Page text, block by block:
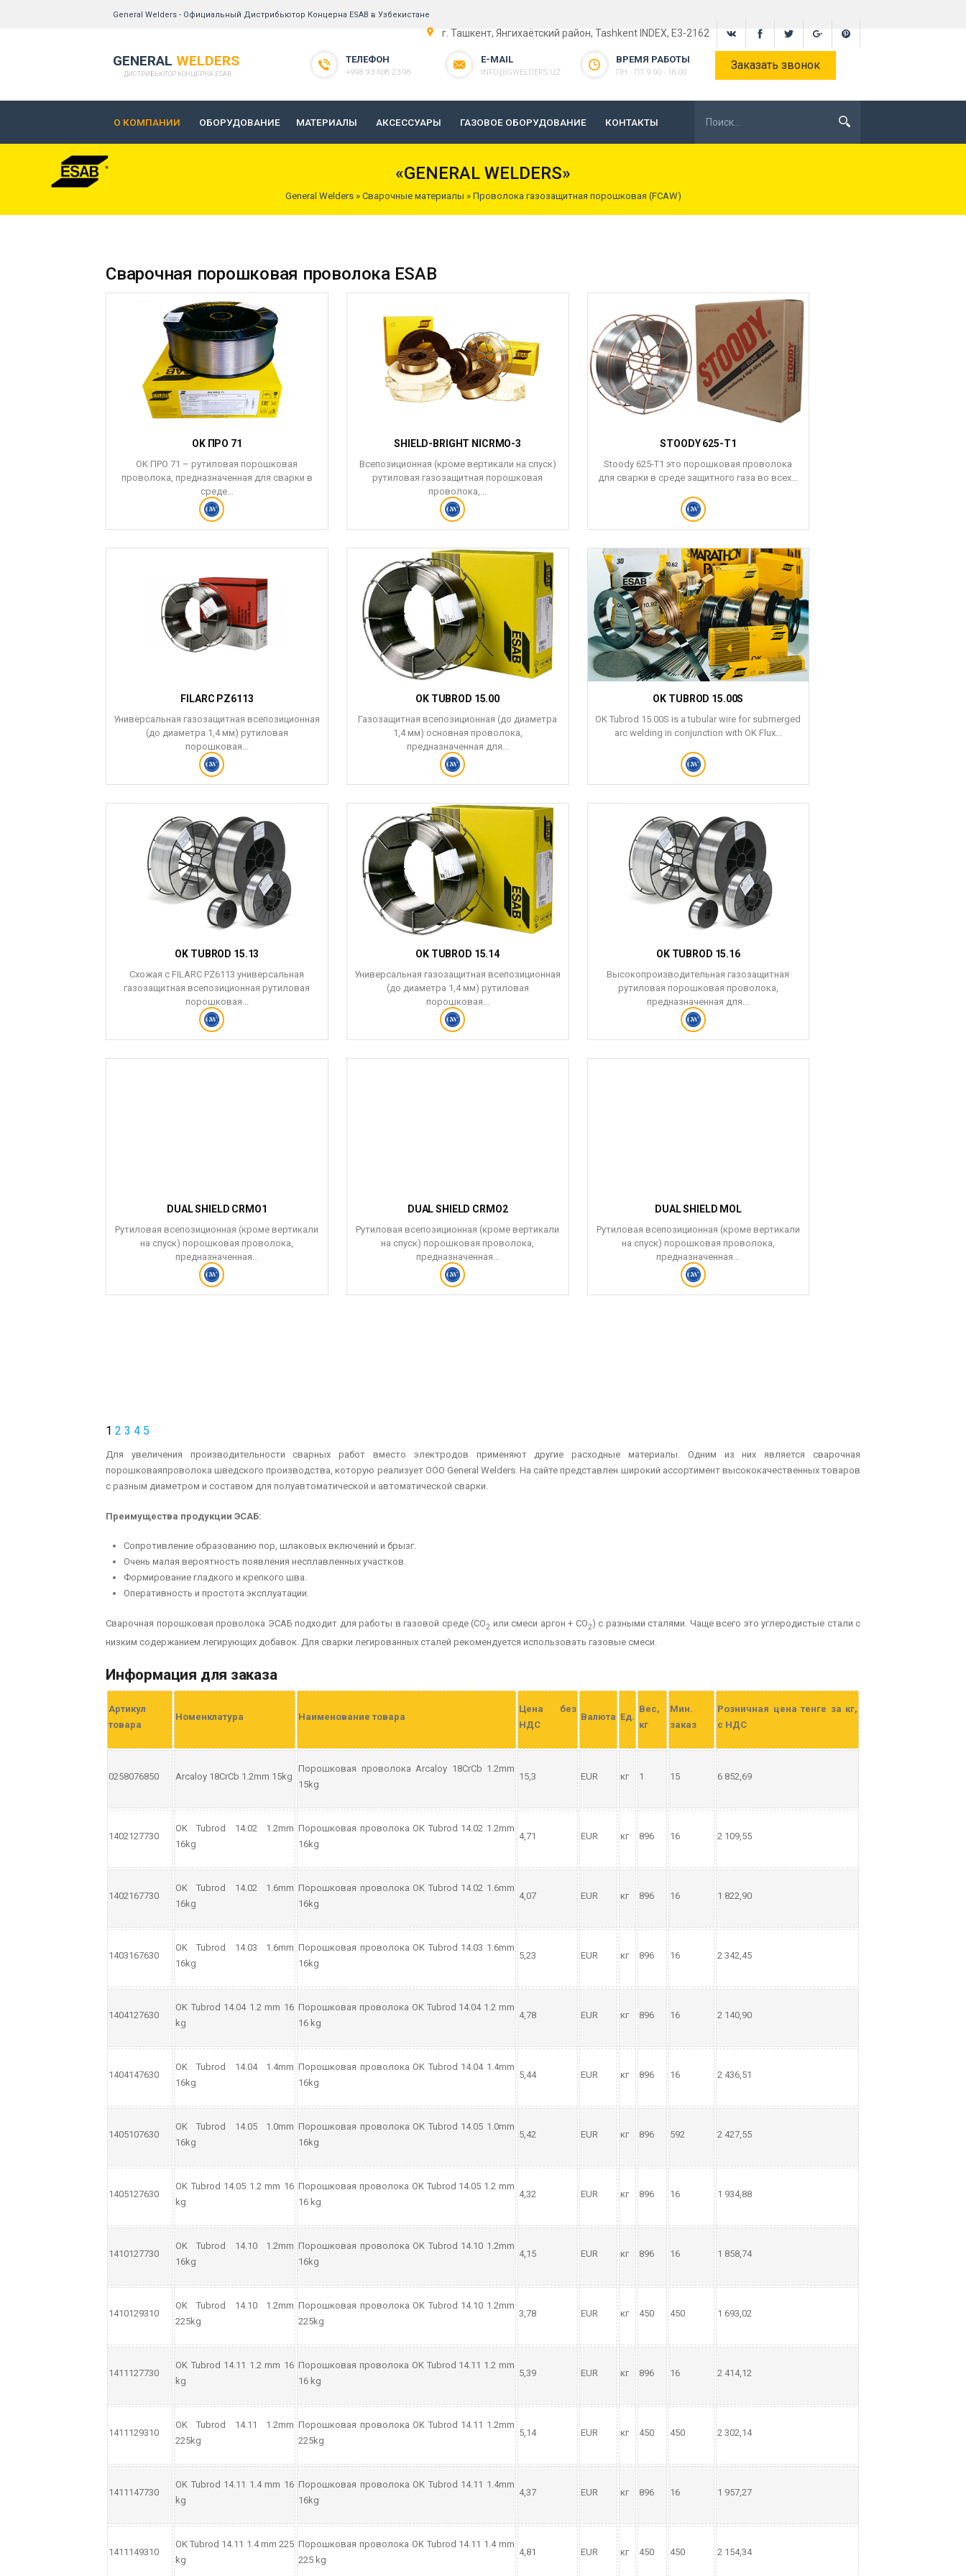
General Welders - Официальный Дистрибьютор Концерна ESAB в Узбекистане
г. Ташкент, Янгихаётский район, Tashkent INDEX, E3-2162
GENERAL WELDERS
ДИСТРИБЬЮТОР КОНЦЕРНА ESAB
ТЕЛЕФОН
+998 93 608 23-98
E-MAIL
INFO@GWELDERS.UZ
ВРЕМЯ РАБОТЫ
ПН - ПТ 9:00 - 18:00
Заказать звонок
О КОМПАНИИ ОБОРУДОВАНИЕ МАТЕРИАЛЫ АКСЕССУАРЫ ГАЗОВОЕ ОБОРУДОВАНИЕ КОНТАКТЫ
«GENERAL WELDERS»
General Welders» Сварочные материалы » Проволока газозащитная порошковая (FCAW)
Сварочная порошковая проволока ESAB
OK ПРО 71
OK ПРО 71 – рутиловая порошковая
проволока, предназначенная для сварки в
среде...
SHIELD-BRIGHT NICRMO-3
Всепозиционная (кроме вертикали на спуск)
рутиловая газозащитная порошковая
проволока,...
STOODY 625-T1
Stoody 625-T1 это порошковая проволока
для сварки в среде защитного газа во всех...
FILARC PZ6113
Универсальная газозащитная всепозиционная
(до диаметра 1,4 мм) рутиловая
порошковая...
OK TUBROD 15.00
Газозащитная всепозиционная (до диаметра
1,4 мм) основная проволока,
предназначенная для...
OK TUBROD 15.00S
OK Tubrod 15.00S is a tubular wire for submerged
arc welding in conjunction with OK Flux...
OK TUBROD 15.13
Схожая с FILARC PZ6113 универсальная
газозащитная всепозиционная рутиловая
порошковая...
OK TUBROD 15.14
Универсальная газозащитная всепозиционная
(до диаметра 1,4 мм) рутиловая
порошковая...
OK TUBROD 15.16
Высокопроизводительная газозащитная
рутиловая порошковая проволока,
предназначенная для...
DUAL SHIELD CRMO1
Рутиловая всепозиционная (кроме вертикали
на спуск) порошковая проволока,
предназначенная...
DUAL SHIELD CRMO2
Рутиловая всепозиционная (кроме вертикали
на спуск) порошковая проволока,
предназначенная...
DUAL SHIELD MOL
Рутиловая всепозиционная (кроме вертикали
на спуск) порошковая проволока,
предназначенная...
1 2 3 4 5
Для увеличения производительности сварных работ вместо электродов применяют другие расходные материалы. Одним из них является сварочная
порошковаяпроволока шведского производства, которую реализует ООО General Welders. На сайте представлен широкий ассортимент высококачественных товаров
с разным диаметром и составом для полуавтоматической и автоматической сварки.
Преимущества продукции ЭСАБ:
Сопротивление образованию пор, шлаковых включений и брызг.
Очень малая вероятность появления несплавленных участков.
Формирование гладкого и крепкого шва.
Оперативность и простота эксплуатации.
Сварочная порошковая проволока ЭСАБ подходит для работы в газовой среде (СО2 или смеси аргон + СО2) с разными сталями. Чаще всего это углеродистые стали с
низким содержанием легирующих добавок. Для сварки легированных сталей рекомендуется использовать газовые смеси.
Информация для заказа
Артикул
товара
Номенклатура Наименование товара
Цена без
НДС
Валюта Ед.
Вес,
кг
Мин.
заказ
Розничная цена тенге за кг,
с НДС
0258076850 Arcaloy 18CrCb 1.2mm 15kg
Порошковая проволока Arcaloy 18CrCb 1.2mm
15kg
15,3 EUR кг 1 15 6 852,69
1402127730
OK Tubrod 14.02 1.2mm
16kg
Порошковая проволока OK Tubrod 14.02 1.2mm
16kg
4,71 EUR кг 896 16 2 109,55
1402167730
OK Tubrod 14.02 1.6mm
16kg
Порошковая проволока OK Tubrod 14.02 1.6mm
16kg
4,07 EUR кг 896 16 1 822,90
1403167630
OK Tubrod 14.03 1.6mm
16kg
Порошковая проволока OK Tubrod 14.03 1.6mm
16kg
5,23 EUR кг 896 16 2 342,45
1404127630
OK Tubrod 14.04 1.2 mm 16
kg
Порошковая проволока OK Tubrod 14.04 1.2 mm
16 kg
4,78 EUR кг 896 16 2 140,90
1404147630
OK Tubrod 14.04 1.4mm
16kg
Порошковая проволока OK Tubrod 14.04 1.4mm
16kg
5,44 EUR кг 896 16 2 436,51
1405107630
OK Tubrod 14.05 1.0mm
16kg
Порошковая проволока OK Tubrod 14.05 1.0mm
16kg
5,42 EUR кг 896 592 2 427,55
1405127630
OK Tubrod 14.05 1.2 mm 16
kg
Порошковая проволока OK Tubrod 14.05 1.2 mm
16 kg
4,32 EUR кг 896 16 1 934,88
1410127730
OK Tubrod 14.10 1.2mm
16kg
Порошковая проволока OK Tubrod 14.10 1.2mm
16kg
4,15 EUR кг 896 16 1 858,74
1410129310
OK Tubrod 14.10 1.2mm
225kg
Порошковая проволока OK Tubrod 14.10 1.2mm
225kg
3,78 EUR кг 450 450 1 693,02
1411127730
OK Tubrod 14.11 1.2 mm 16
kg
Порошковая проволока OK Tubrod 14.11 1.2 mm
16 kg
5,39 EUR кг 896 16 2 414,12
1411129310
OK Tubrod 14.11 1.2mm
225kg
Порошковая проволока OK Tubrod 14.11 1.2mm
225kg
5,14 EUR кг 450 450 2 302,14
1411147730
OK Tubrod 14.11 1.4 mm 16
kg
Порошковая проволока OK Tubrod 14.11 1.4mm
16kg
4,37 EUR кг 896 16 1 957,27
1411149310
OK Tubrod 14.11 1.4 mm 225
kg
Порошковая проволока OK Tubrod 14.11 1.4 mm
225 kg
4,81 EUR кг 450 450 2 154,34